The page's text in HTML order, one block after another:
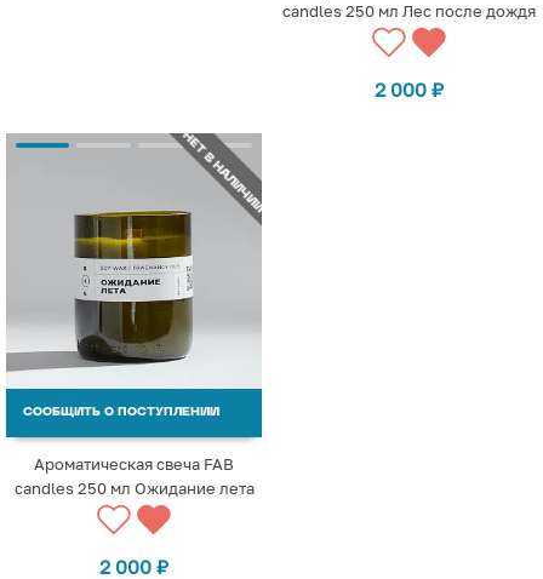
candles 250 мл Лес после дождя
2 000 ₽
НЕТ В НАЛИЧИИ
СООБЩИТЬ О ПОСТУПЛЕНИИ
Ароматическая свеча FAB
candles 250 мл Ожидание лета
2 000 ₽